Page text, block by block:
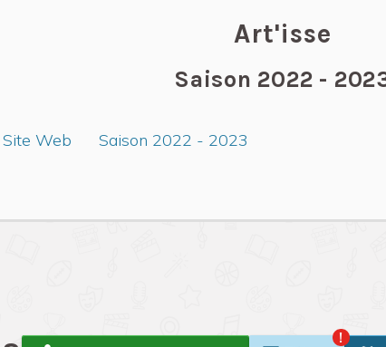
Art'isse
Saison 2022 -
Site Web Saison 2022 - 2023
!